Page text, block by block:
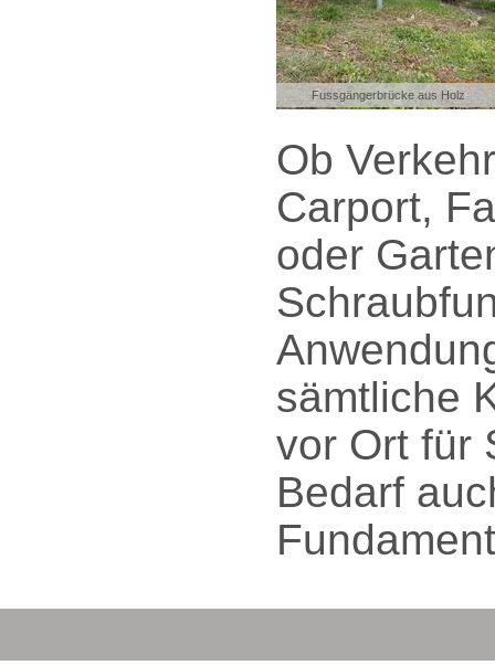
Fussgängerbrücke aus Holz
Ob
Carport,
oder
sämtliche
vor Ort für
Bedarf